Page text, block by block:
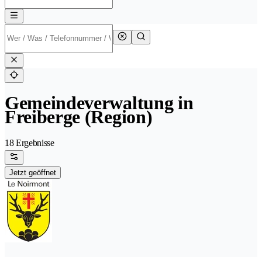
Gemeindeverwaltung in
Freiberge (Region)
18 Ergebnisse
Jetzt geöffnet